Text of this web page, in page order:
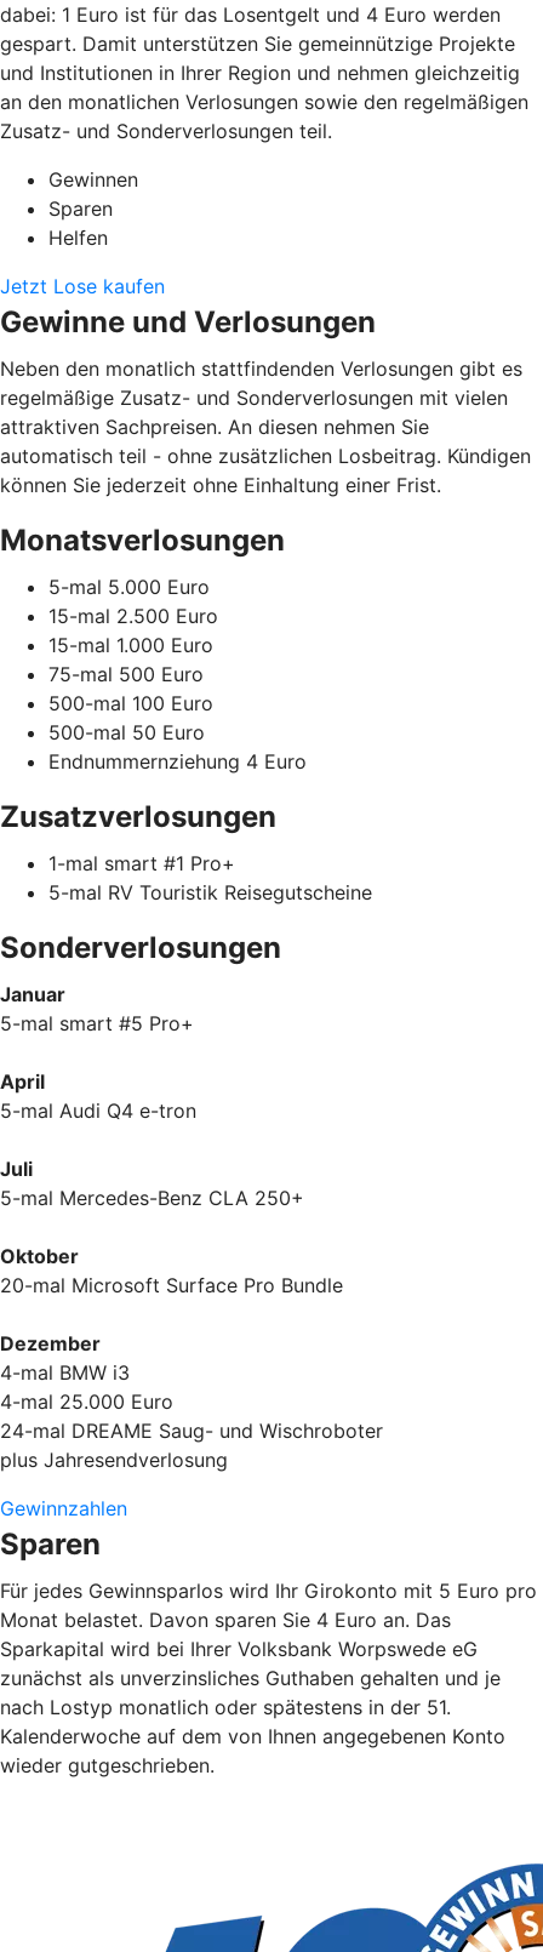
dabei: 1 Euro ist für das Losentgelt und 4 Euro werden
gespart. Damit unterstützen Sie gemeinnützige Projekte
und Institutionen in Ihrer Region und nehmen gleichzeitig
an den monatlichen Verlosungen sowie den regelmäßigen
Zusatz- und Sonderverlosungen teil.
Gewinnen
Sparen
Helfen
Jetzt Lose kaufen
Gewinne und Verlosungen
Neben den monatlich stattfindenden Verlosungen gibt es
regelmäßige Zusatz- und Sonderverlosungen mit vielen
attraktiven Sachpreisen. An diesen nehmen Sie
automatisch teil - ohne zusätzlichen Losbeitrag. Kündigen
können Sie jederzeit ohne Einhaltung einer Frist.
Monatsverlosungen
5-mal 5.000 Euro
15-mal 2.500 Euro
15-mal 1.000 Euro
75-mal 500 Euro
500-mal 100 Euro
500-mal 50 Euro
Endnummernziehung 4 Euro
Zusatzverlosungen
1-mal smart #1 Pro+
5-mal RV Touristik Reisegutscheine
Sonderverlosungen
Januar
5-mal smart #5 Pro+
April
5-mal Audi Q4 e-tron
Juli
5-mal Mercedes-Benz CLA 250+
Oktober
20-mal Microsoft Surface Pro Bundle
Dezember
4-mal BMW i3
4-mal 25.000 Euro
24-mal DREAME Saug- und Wischroboter
plus Jahresendverlosung
Gewinnzahlen
Sparen
Für jedes Gewinnsparlos wird Ihr Girokonto mit 5 Euro pro
Monat belastet. Davon sparen Sie 4 Euro an. Das
Sparkapital wird bei Ihrer Volksbank Worpswede eG
zunächst als unverzinsliches Guthaben gehalten und je
nach Lostyp monatlich oder spätestens in der 51.
Kalenderwoche auf dem von Ihnen angegebenen Konto
wieder gutgeschrieben.